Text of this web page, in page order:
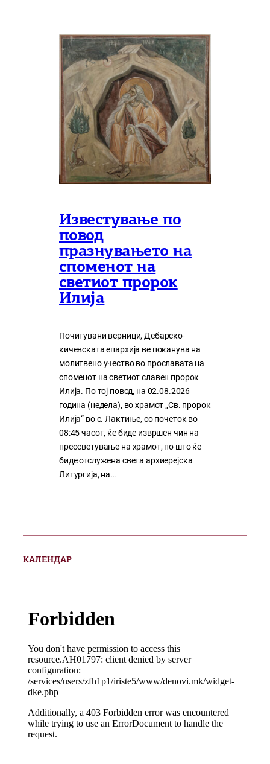
Известување по
повод
празнувањето на
споменот на
светиот пророк
Илија
Почитувани верници, Дебарско-
кичевската епархија ве поканува на
молитвено учество во прославата на
споменот на светиот славен пророк
Илија. По тој повод, на 02.08.2026
година (недела), во храмот „Св. пророк
Илија“ во с. Лактиње, со почеток во
08:45 часот, ќе биде извршен чин на
преосветување на храмот, по што ќе
биде отслужена света архиерејска
Литургија, на…
КАЛЕНДАР